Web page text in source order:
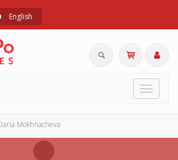
English
Toggle
Mokhnacheva